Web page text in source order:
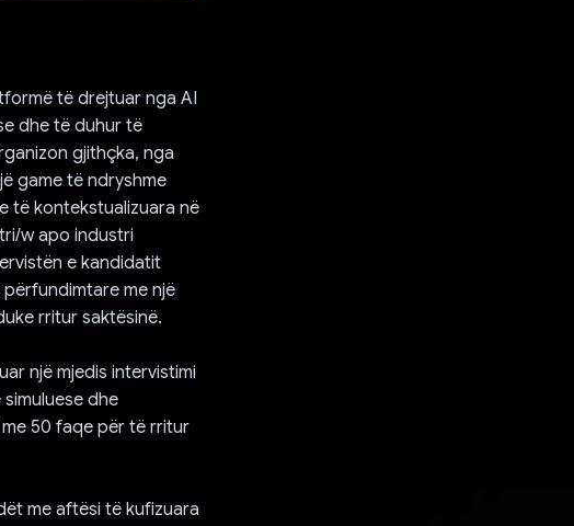
të drejtuar nga AI
dhe të duhur të
gjithçka, nga
game të ndryshme
të kontekstualizuara në
w apo industri
e kandidatit
me një
rritur saktësinë.
një mjedis intervistimi
dhe
50 faqe për të rritur
me aftësi të kufizuara